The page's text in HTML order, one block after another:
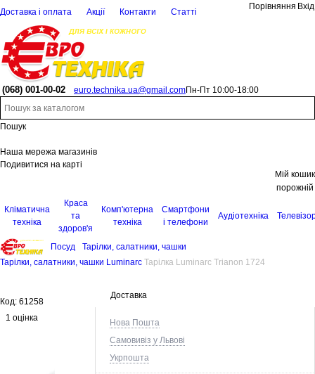
Доставка і оплата Акції Контакти Статті
Порівняння Вхід
(068) 001-00-02 euro.technika.ua@gmail.comПн-Пт 10:00-18:00
Пошук
Наша мережа магазинів
Подивитися на карті
Мій кошик
порожній
Кліматична
техніка
Краса
та
здоров'я
Комп'ютерна
техніка
Смартфони
і телефони
Аудіотехніка
Посуд
Тарілки, салатники, чашки
Тарілки, салатники, чашки Luminarc Тарілка Luminarc Trianon 1724
Доставка
Нова Пошта
Самовивіз у Львові
Укрпошта
Код: 61258
1 оцінка